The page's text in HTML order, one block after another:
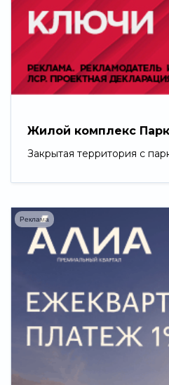
Карта сайта
Жилой комплекс
Закрытая территория с
Реклама